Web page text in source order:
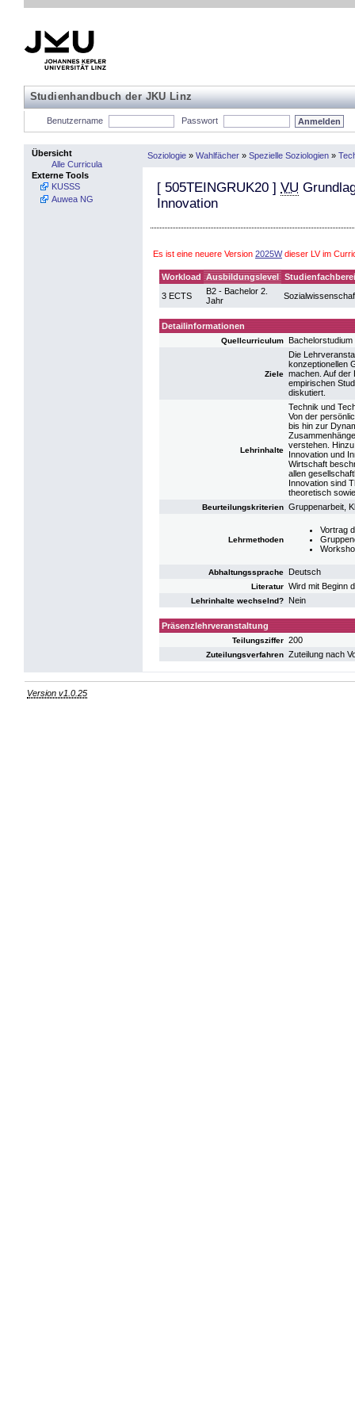
Studienhandbuch der JKU Linz
Benutzername Passwort
Übersicht
Alle Curricula
Externe Tools
KUSSS
Auwea NG
Soziologie » Wahlfächer » Spezielle Soziologien »
[ 505TEINGRUK20 ] VU
Innovation
Es ist eine neuere Version 2025Wdieser LV im
Workload Ausbildungslevel
3 ECTS
B2 - Bachelor 2.
Jahr
Detailinformationen
Quellcurriculum Bachelorstudium
Ziele
Die
konzeptionellen
machen. Auf der
empirischen
diskutiert.
Lehrinhalte
Technik und
Von der
bis hin zur
verstehen.
Innovation und
Wirtschaft
allen
Innovation sind
theoretisch
Beurteilungskriterien Gruppenarbeit,
Lehrmethoden
Vortrag
Abhaltungssprache Deutsch
Literatur Wird mit Beginn
Lehrinhalte wechselnd? Nein
Präsenzlehrveranstaltung
Teilungsziffer 200
Zuteilungsverfahren Zuteilung nach
Version v1.0.25